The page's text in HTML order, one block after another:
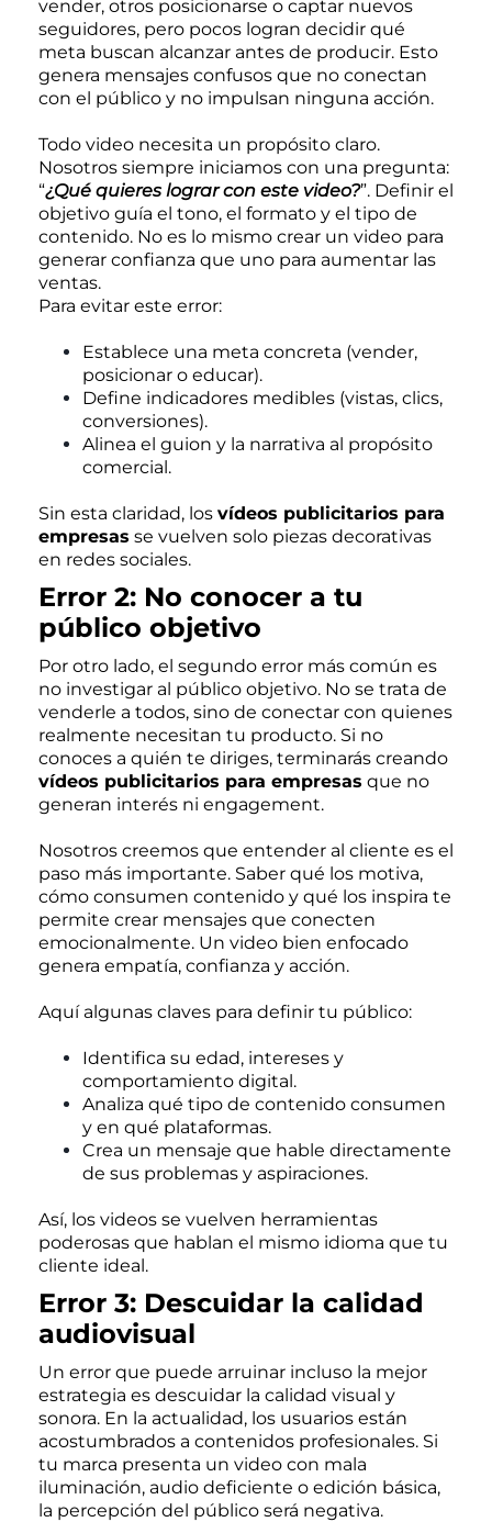
vender, otros posicionarse o captar nuevos
seguidores, pero pocos logran decidir qué
meta buscan alcanzar antes de producir. Esto
genera mensajes confusos que no conectan
con el público y no impulsan ninguna acción.
Todo video necesita un propósito claro.
Nosotros siempre iniciamos con una pregunta:
“¿Qué quieres lograr con este video?”. Definir el
objetivo guía el tono, el formato y el tipo de
contenido. No es lo mismo crear un video para
generar confianza que uno para aumentar las
ventas.
Para evitar este error:
Establece una meta concreta (vender,
posicionar o educar).
Define indicadores medibles (vistas, clics,
conversiones).
Alinea el guion y la narrativa al propósito
comercial.
Sin esta claridad, los vídeos publicitarios para
empresas se vuelven solo piezas decorativas
en redes sociales.
Error 2: No conocer a tu
público objetivo
Por otro lado, el segundo error más común es
no investigar al público objetivo. No se trata de
venderle a todos, sino de conectar con quienes
realmente necesitan tu producto. Si no
conoces a quién te diriges, terminarás creando
vídeos publicitarios para empresas que no
generan interés ni engagement.
Nosotros creemos que entender al cliente es el
paso más importante. Saber qué los motiva,
cómo consumen contenido y qué los inspira te
permite crear mensajes que conecten
emocionalmente. Un video bien enfocado
genera empatía, confianza y acción.
Aquí algunas claves para definir tu público:
Identifica su edad, intereses y
comportamiento digital.
Analiza qué tipo de contenido consumen
y en qué plataformas.
Crea un mensaje que hable directamente
de sus problemas y aspiraciones.
Así, los videos se vuelven herramientas
poderosas que hablan el mismo idioma que tu
cliente ideal.
Error 3: Descuidar la calidad
audiovisual
Un error que puede arruinar incluso la mejor
estrategia es descuidar la calidad visual y
sonora. En la actualidad, los usuarios están
acostumbrados a contenidos profesionales. Si
tu marca presenta un video con mala
iluminación, audio deficiente o edición básica,
la percepción del público será negativa.